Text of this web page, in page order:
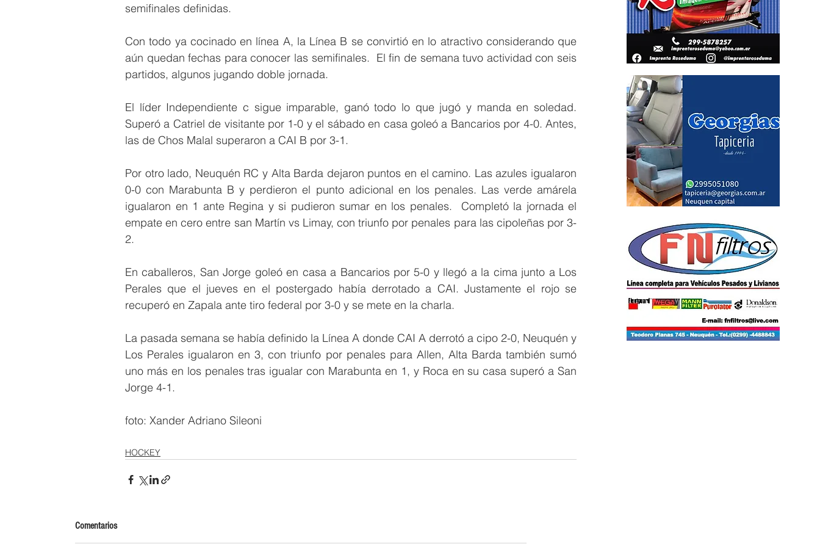
semifinales definidas.
Con todo ya cocinado en línea A, la Línea B se convirtió en lo atractivo considerando que
aún quedan fechas para conocer las semifinales.  El fin de semana tuvo actividad con seis
partidos, algunos jugando doble jornada.
El líder Independiente c sigue imparable, ganó todo lo que jugó y manda en soledad.
Superó a Catriel de visitante por 1-0 y el sábado en casa goleó a Bancarios por 4-0. Antes,
las de Chos Malal superaron a CAI B por 3-1.
Por otro lado, Neuquén RC y Alta Barda dejaron puntos en el camino. Las azules igualaron
0-0 con Marabunta B y perdieron el punto adicional en los penales. Las verde amárela
igualaron en 1 ante Regina y si pudieron sumar en los penales.  Completó la jornada el
empate en cero entre san Martín vs Limay, con triunfo por penales para las cipoleñas por 3-
2.
En caballeros, San Jorge goleó en casa a Bancarios por 5-0 y llegó a la cima junto a Los
Perales que el jueves en el postergado había derrotado a CAI. Justamente el rojo se
recuperó en Zapala ante tiro federal por 3-0 y se mete en la charla.
La pasada semana se había definido la Línea A donde CAI A derrotó a cipo 2-0, Neuquén y
Los Perales igualaron en 3, con triunfo por penales para Allen, Alta Barda también sumó
uno más en los penales tras igualar con Marabunta en 1, y Roca en su casa superó a San
Jorge 4-1.
foto: Xander Adriano Sileoni
HOCKEY
Comentarios